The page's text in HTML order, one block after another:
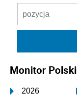
Monitor Polski
2026